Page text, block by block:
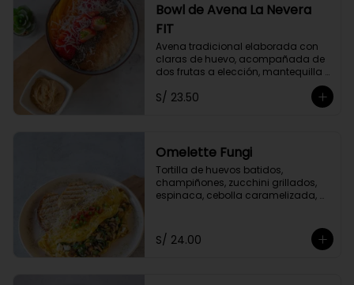
Bowl de Avena La Nevera
FIT
Avena tradicional elaborada con
claras de huevo, acompañada de
dos frutas a elección, mantequilla
de maní, coco rallado, semillas de
chia y un toque de canela.
S/ 23.50
Omelette Fungi
Tortilla de huevos batidos,
champiñones, zucchini grillados,
espinaca, cebolla caramelizada,
S/ 24.00